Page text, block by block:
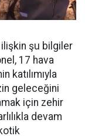
ilişkin şu bilgiler
17 hava
katılımıyla
geleceğini
için zehir
devam